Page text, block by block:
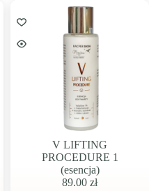
V LIFTING
PROCEDURE 1
(esencja)
89.00 zł